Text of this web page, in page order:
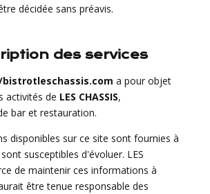
décidée sans préavis.
des services
a pour objet
activités de LES CHASSIS,
bar et restauration.
disponibles sur ce site sont fournies à
susceptibles d'évoluer. LES
de maintenir ces informations à
être tenue responsable des